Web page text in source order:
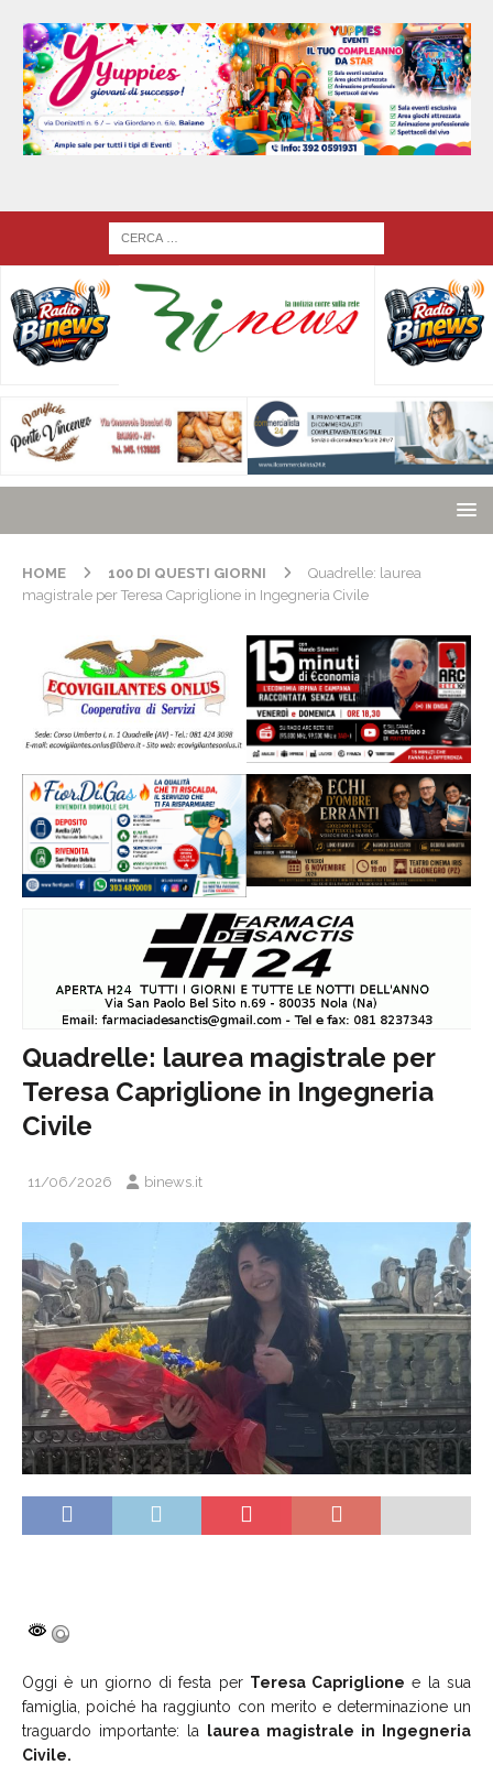
HOME 100 DI QUESTI GIORNI
Quadrelle: laurea
magistrale per Teresa Capriglione in Ingegneria Civile
Quadrelle: laurea magistrale per
Teresa Capriglione in Ingegneria
Civile
11/06/2026 binews.it
Oggi è un giorno di festa per Teresa Capriglione e la sua
famiglia, poiché ha raggiunto con merito e determinazione un
traguardo importante: la laurea magistrale in Ingegneria
Civile.